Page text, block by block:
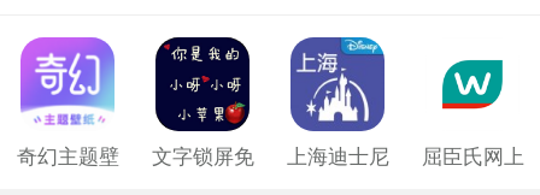
奇幻主题壁
文字锁屏免
上海迪士尼
屈臣氏网上